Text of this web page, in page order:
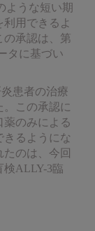
ような短い期
用できるよ
の承認は、第
タに基づい
患者の治療
この承認に
薬のみによる
きるようにな
のは、今回
ALLY-3臨